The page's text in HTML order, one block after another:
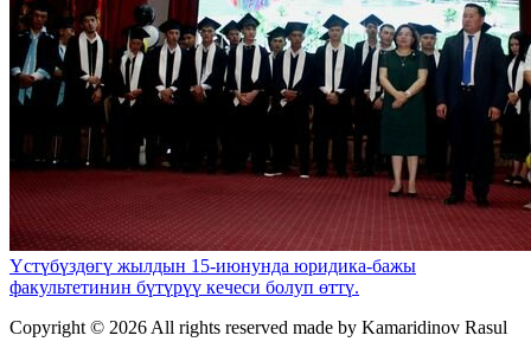
Үстүбүздөгү жылдын 15-июнунда юридика-бажы
факультетинин бүтүрүү кечеси болуп өттү.
Copyright © 2026 All rights reserved made by Kamaridinov Rasul